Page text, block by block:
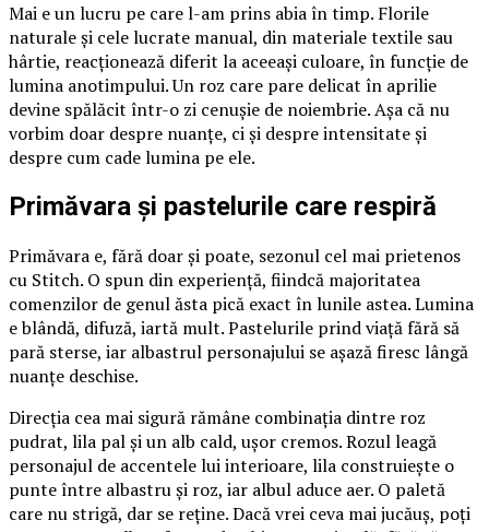
Mai e un lucru pe care l-am prins abia în timp. Florile
naturale și cele lucrate manual, din materiale textile sau
hârtie, reacționează diferit la aceeași culoare, în funcție de
lumina anotimpului. Un roz care pare delicat în aprilie
devine spălăcit într-o zi cenușie de noiembrie. Așa că nu
vorbim doar despre nuanțe, ci și despre intensitate și
despre cum cade lumina pe ele.
Primăvara și pastelurile care respiră
Primăvara e, fără doar și poate, sezonul cel mai prietenos
cu Stitch. O spun din experiență, fiindcă majoritatea
comenzilor de genul ăsta pică exact în lunile astea. Lumina
e blândă, difuză, iartă mult. Pastelurile prind viață fără să
pară sterse, iar albastrul personajului se așază firesc lângă
nuanțe deschise.
Direcția cea mai sigură rămâne combinația dintre roz
pudrat, lila pal și un alb cald, ușor cremos. Rozul leagă
personajul de accentele lui interioare, lila construiește o
punte între albastru și roz, iar albul aduce aer. O paletă
care nu strigă, dar se reține. Dacă vrei ceva mai jucăuș, poți